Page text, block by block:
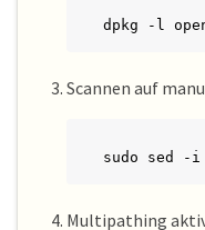
dpkg -l
Scannen auf
sudo sed
Multipathing